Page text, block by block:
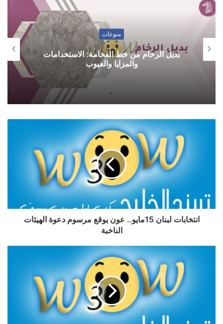
منوعات
بديل الرخام من خط الفخامة: الاستخدامات
والمزايا والعيوب
انتخابات لبنان 15مايو.. عون يوقع مرسوم دعوة الهيئات
الناخبة